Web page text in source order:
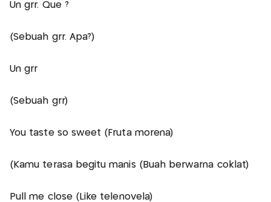
Un grr. Que ?
(Sebuah grr. Apa?)
Un grr
(Sebuah grr)
You taste so sweet (Fruta morena)
(Kamu terasa begitu manis (Buah berwarna coklat)
Pull me close (Like telenovela)